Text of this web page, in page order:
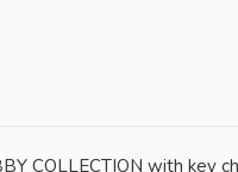
COLLECTION with key